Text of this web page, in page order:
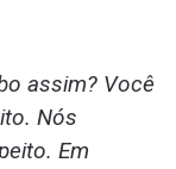
assim? Você
Nós
Em